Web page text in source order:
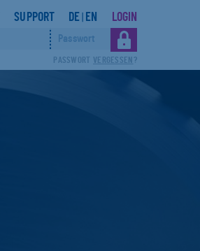
PASSWORT VERGESSEN ?
SUPPORT DE EN LOGIN